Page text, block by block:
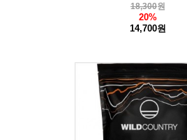
18,300원
20%
14,700원